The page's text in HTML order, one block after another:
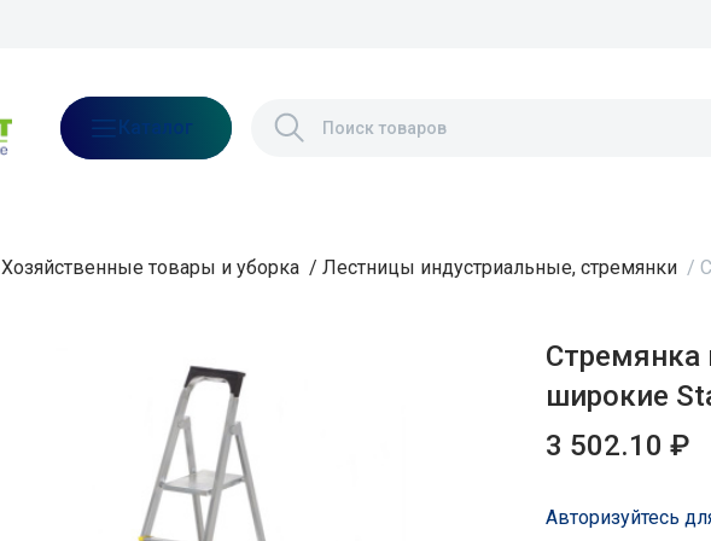
Каталог
Хозяйственные товары и уборка / Лестницы индустриальные, стремянки /
Стремянка
широкие
3 502.10 ₽
Авторизуйтесь